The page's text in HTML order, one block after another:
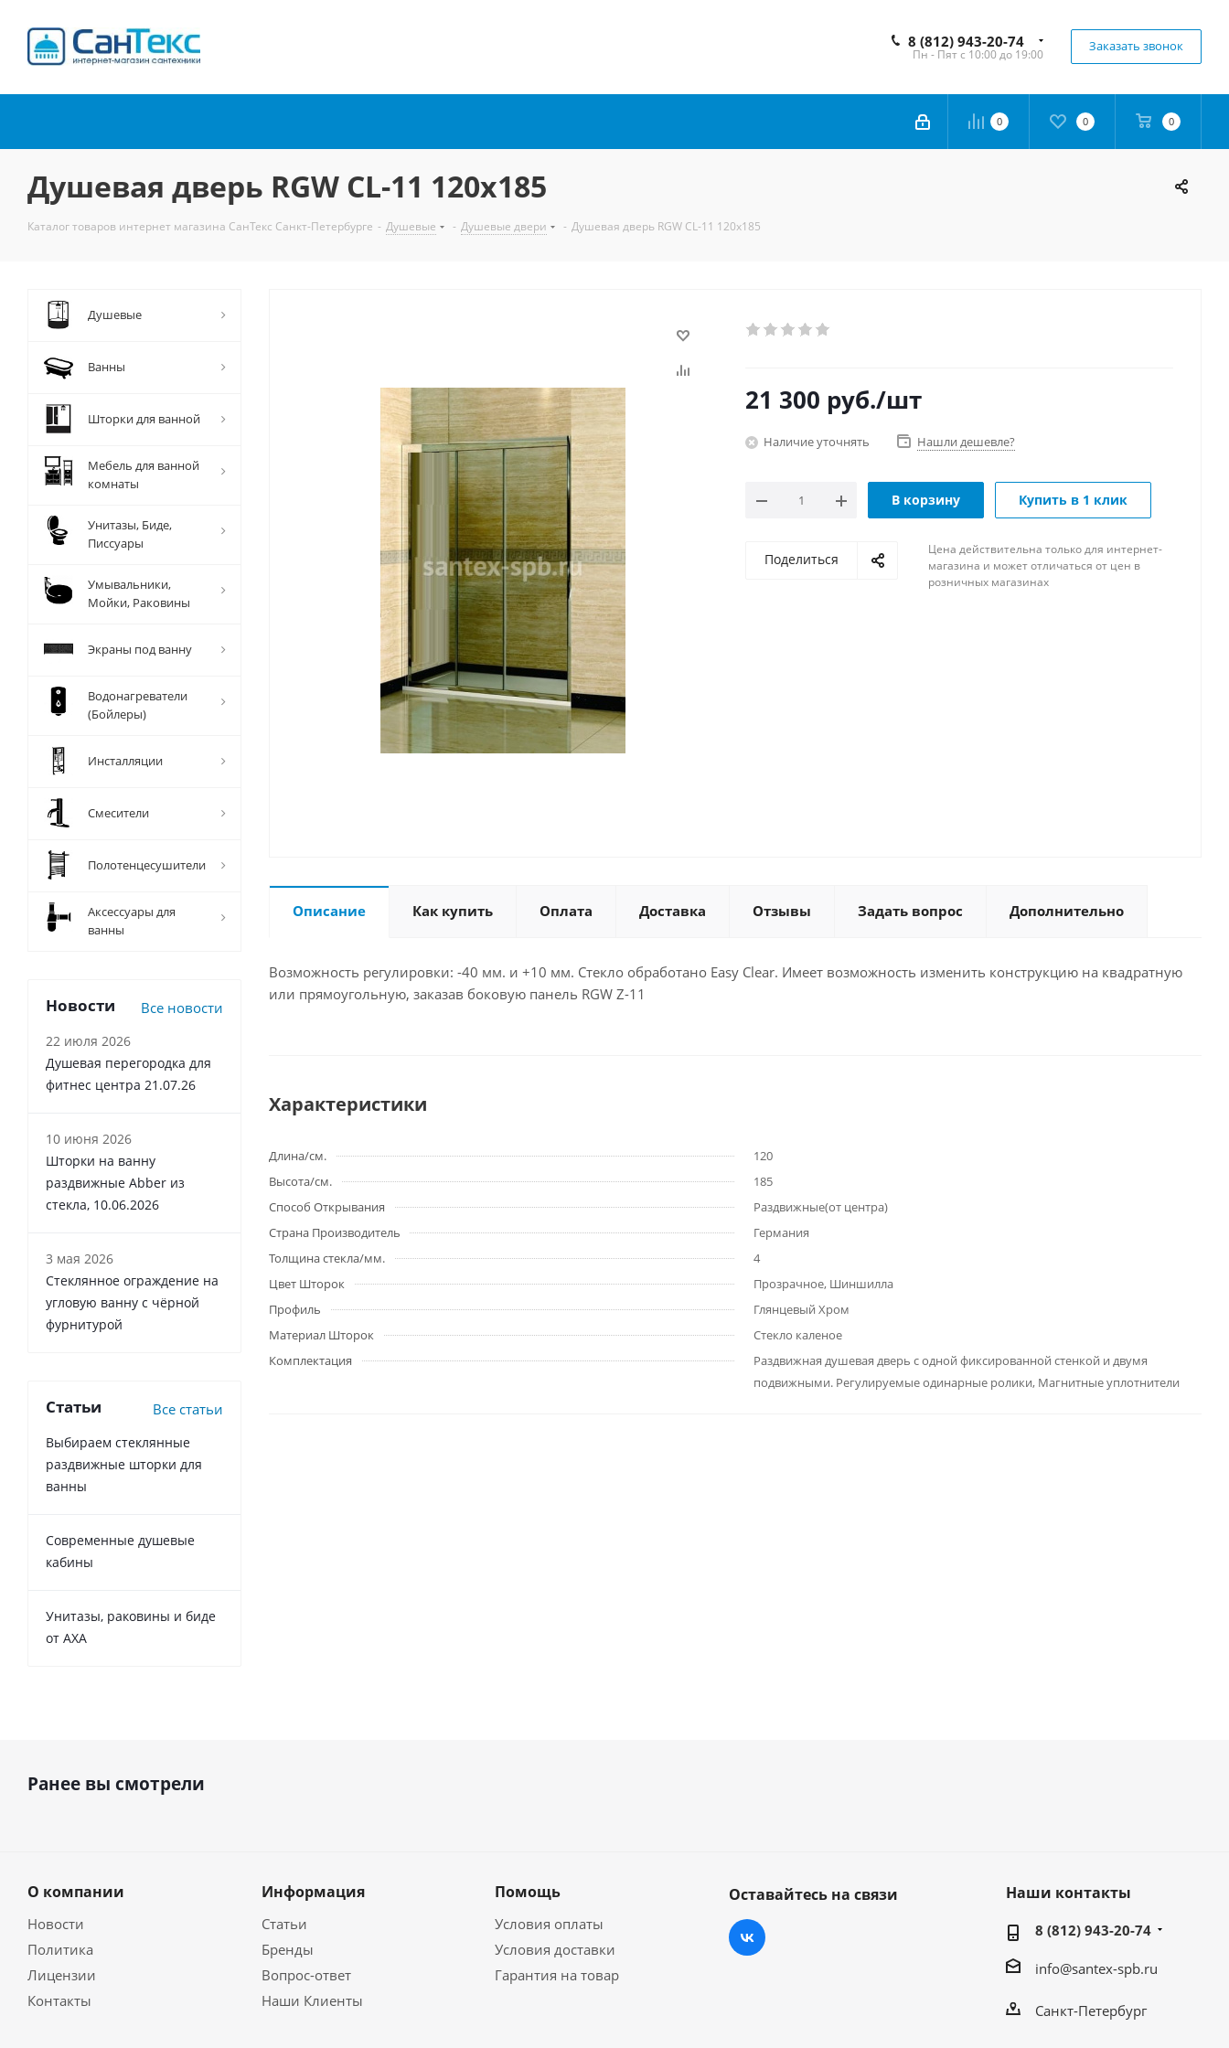
8 (812) 943-20-74
Пн - Пят с 10:00 до 19:00
Заказать звонок
0 0 0
Душевая дверь RGW CL-11 120x185
Каталог товаров интернет магазина СанТекс Санкт-Петербурге - Душевые - Душевые двери - Душевая дверь RGW CL-11 120x185
21 300 руб./шт
Наличие уточнять Нашли дешевле?
В корзину Купить в 1 клик
Поделиться
Цена действительна только для интернет-
магазина и может отличаться от цен в
розничных магазинах
Описание Как купить Оплата Доставка Отзывы Задать вопрос Дополнительно
Возможность регулировки: -40 мм. и +10 мм. Стекло обработано Easy Clear. Имеет возможность изменить конструкцию на квадратную
или прямоугольную, заказав боковую панель RGW Z-11
Характеристики
Длина/см.
120
Высота/см.
185
Способ Открывания
Раздвижные(от центра)
Страна Производитель
Германия
Толщина стекла/мм.
4
Цвет Шторок
Прозрачное, Шиншилла
Профиль
Глянцевый Хром
Материал Шторок
Стекло каленое
Комплектация
Раздвижная душевая дверь с одной фиксированной стенкой и двумя
подвижными. Регулируемые одинарные ролики, Магнитные уплотнители
Душевые
Ванны
Шторки для ванной
Мебель для ванной
комнаты
Унитазы, Биде,
Писсуары
Умывальники,
Мойки, Раковины
Экраны под ванну
Водонагреватели
(Бойлеры)
Инсталляции
Смесители
Полотенцесушители
Аксессуары для
ванны
Новости Все новости
22 июля 2026
Душевая перегородка для
фитнес центра 21.07.26
10 июня 2026
Шторки на ванну
раздвижные Abber из
стекла, 10.06.2026
3 мая 2026
Стеклянное ограждение на
угловую ванну с чёрной
фурнитурой
Статьи Все статьи
Выбираем стеклянные
раздвижные шторки для
ванны
Современные душевые
кабины
Унитазы, раковины и биде
от AXA
Ранее вы смотрели
О компании
Новости
Политика
Лицензии
Контакты
Информация
Статьи
Бренды
Вопрос-ответ
Наши Клиенты
Помощь
Условия оплаты
Условия доставки
Гарантия на товар
Оставайтесь на связи Наши контакты
8 (812) 943-20-74
info@santex-spb.ru
Санкт-Петербург